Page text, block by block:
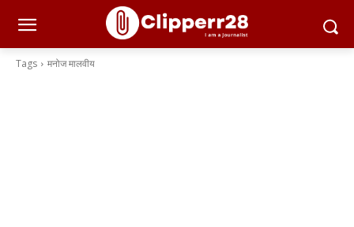
Tags मनोज मालवीय